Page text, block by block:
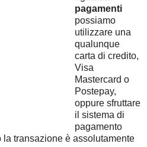
pagamenti
possiamo
utilizzare una
qualunque
carta di credito,
Visa
Mastercard o
Postepay,
oppure sfruttare
il sistema di
pagamento
transazione è assolutamente